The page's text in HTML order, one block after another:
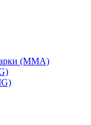
(MMA)